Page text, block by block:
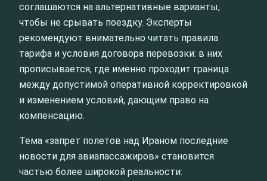
соглашаются на альтернативные варианты,
чтобы не срывать поездку. Эксперты
рекомендуют внимательно читать правила
тарифа и условия договора перевозки: в них
прописывается, где именно проходит граница
между допустимой оперативной корректировкой
и изменением условий, дающим право на
компенсацию.
Тема «запрет полетов над Ираном последние
новости для авиапассажиров» становится
частью более широкой реальности: